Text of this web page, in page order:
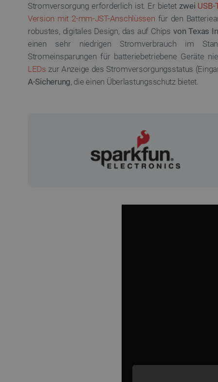
Stromversorgung erforderlich ist. Er bietetzwei
Version mit 2-mm-JST-Anschlüssen für den
robustes, digitales Design, das auf Chipsvon Texas
einen sehr niedrigen Stromverbrauch im
Stromeinsparungen für batteriebetriebene Geräte
LEDs zur Anzeige des Stromversorgungsstatus
A-Sicherung, die einen Überlastungsschutz bietet.